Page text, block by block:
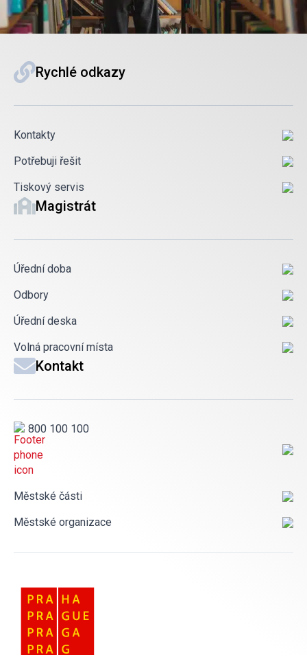
Rychlé odkazy
Kontakty
Potřebuji řešit
Tiskový servis
Magistrát
Úřední doba
Odbory
Úřední deska
Volná pracovní místa
Kontakt
800 100 100
Městské části
Městské organizace